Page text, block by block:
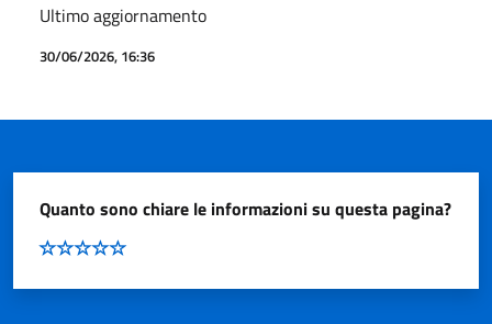
Ultimo aggiornamento
30/06/2026, 16:36
Quanto sono chiare le informazioni su questa pagina?